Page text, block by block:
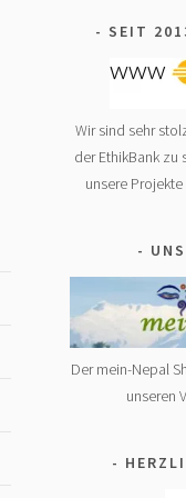
SEIT
Wir sind sehr
der EthikBank zu
unsere
Der mein-Nepal
unseren